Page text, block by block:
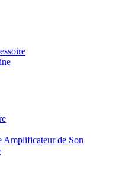
Amplificateur de Son